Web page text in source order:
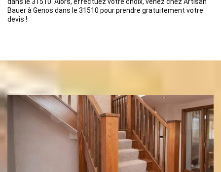
Bauer à Genos dans le 31510 pour prendre gratuitement votre
devis !